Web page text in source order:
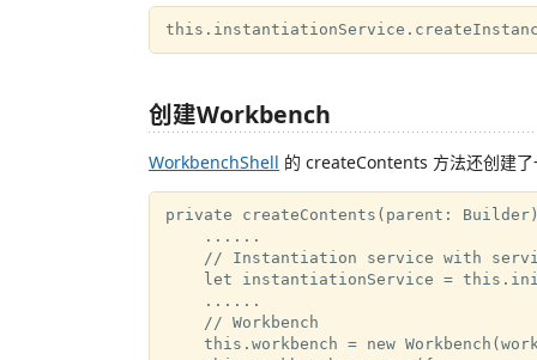
创建Workbench
WorkbenchShell 的 createContents 方法还创建
private createContents(parent:
    ......
// Instantiation service with
let instantiationService =
    ......
    // Workbench
this.workbench = new